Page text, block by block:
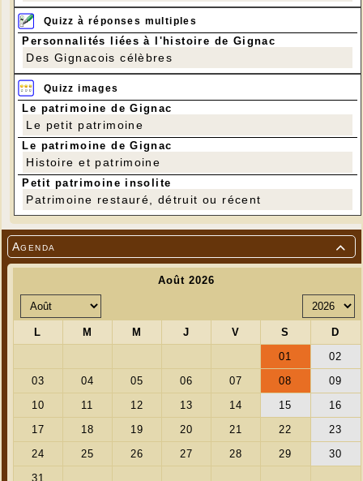

Agenda
Pensez à apporter votre tapis ! 🧘🏼‍♂️
📞 Sur Réservation obligatoire
limitées, n'attendez pas pour réserver la vôtre.
🌿Sport, convivialité et gastronomie — le combo
parfait pour prendre soin de vous.
Quizz à réponses multiples
Personnalités liées à l'histoire de Gignac
Des Gignacois célèbres
Quizz images
Le patrimoine de Gignac
Le petit patrimoine
Le patrimoine de Gignac
Histoire et patrimoine
Petit patrimoine insolite
Patrimoine restauré, détruit ou récent